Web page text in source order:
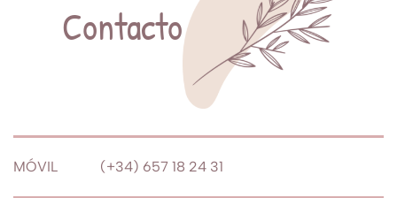
Contacto
MÓVIL (+34) 657 18 24 31